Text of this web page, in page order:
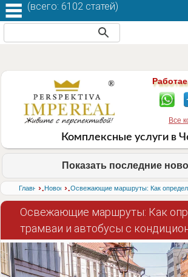
Все
Комплексные услуги в
Показать последние
Главная›
Новости›
Освежающие маршруты: Как
трамваи и автобусы с
(всего: 6102 статей)